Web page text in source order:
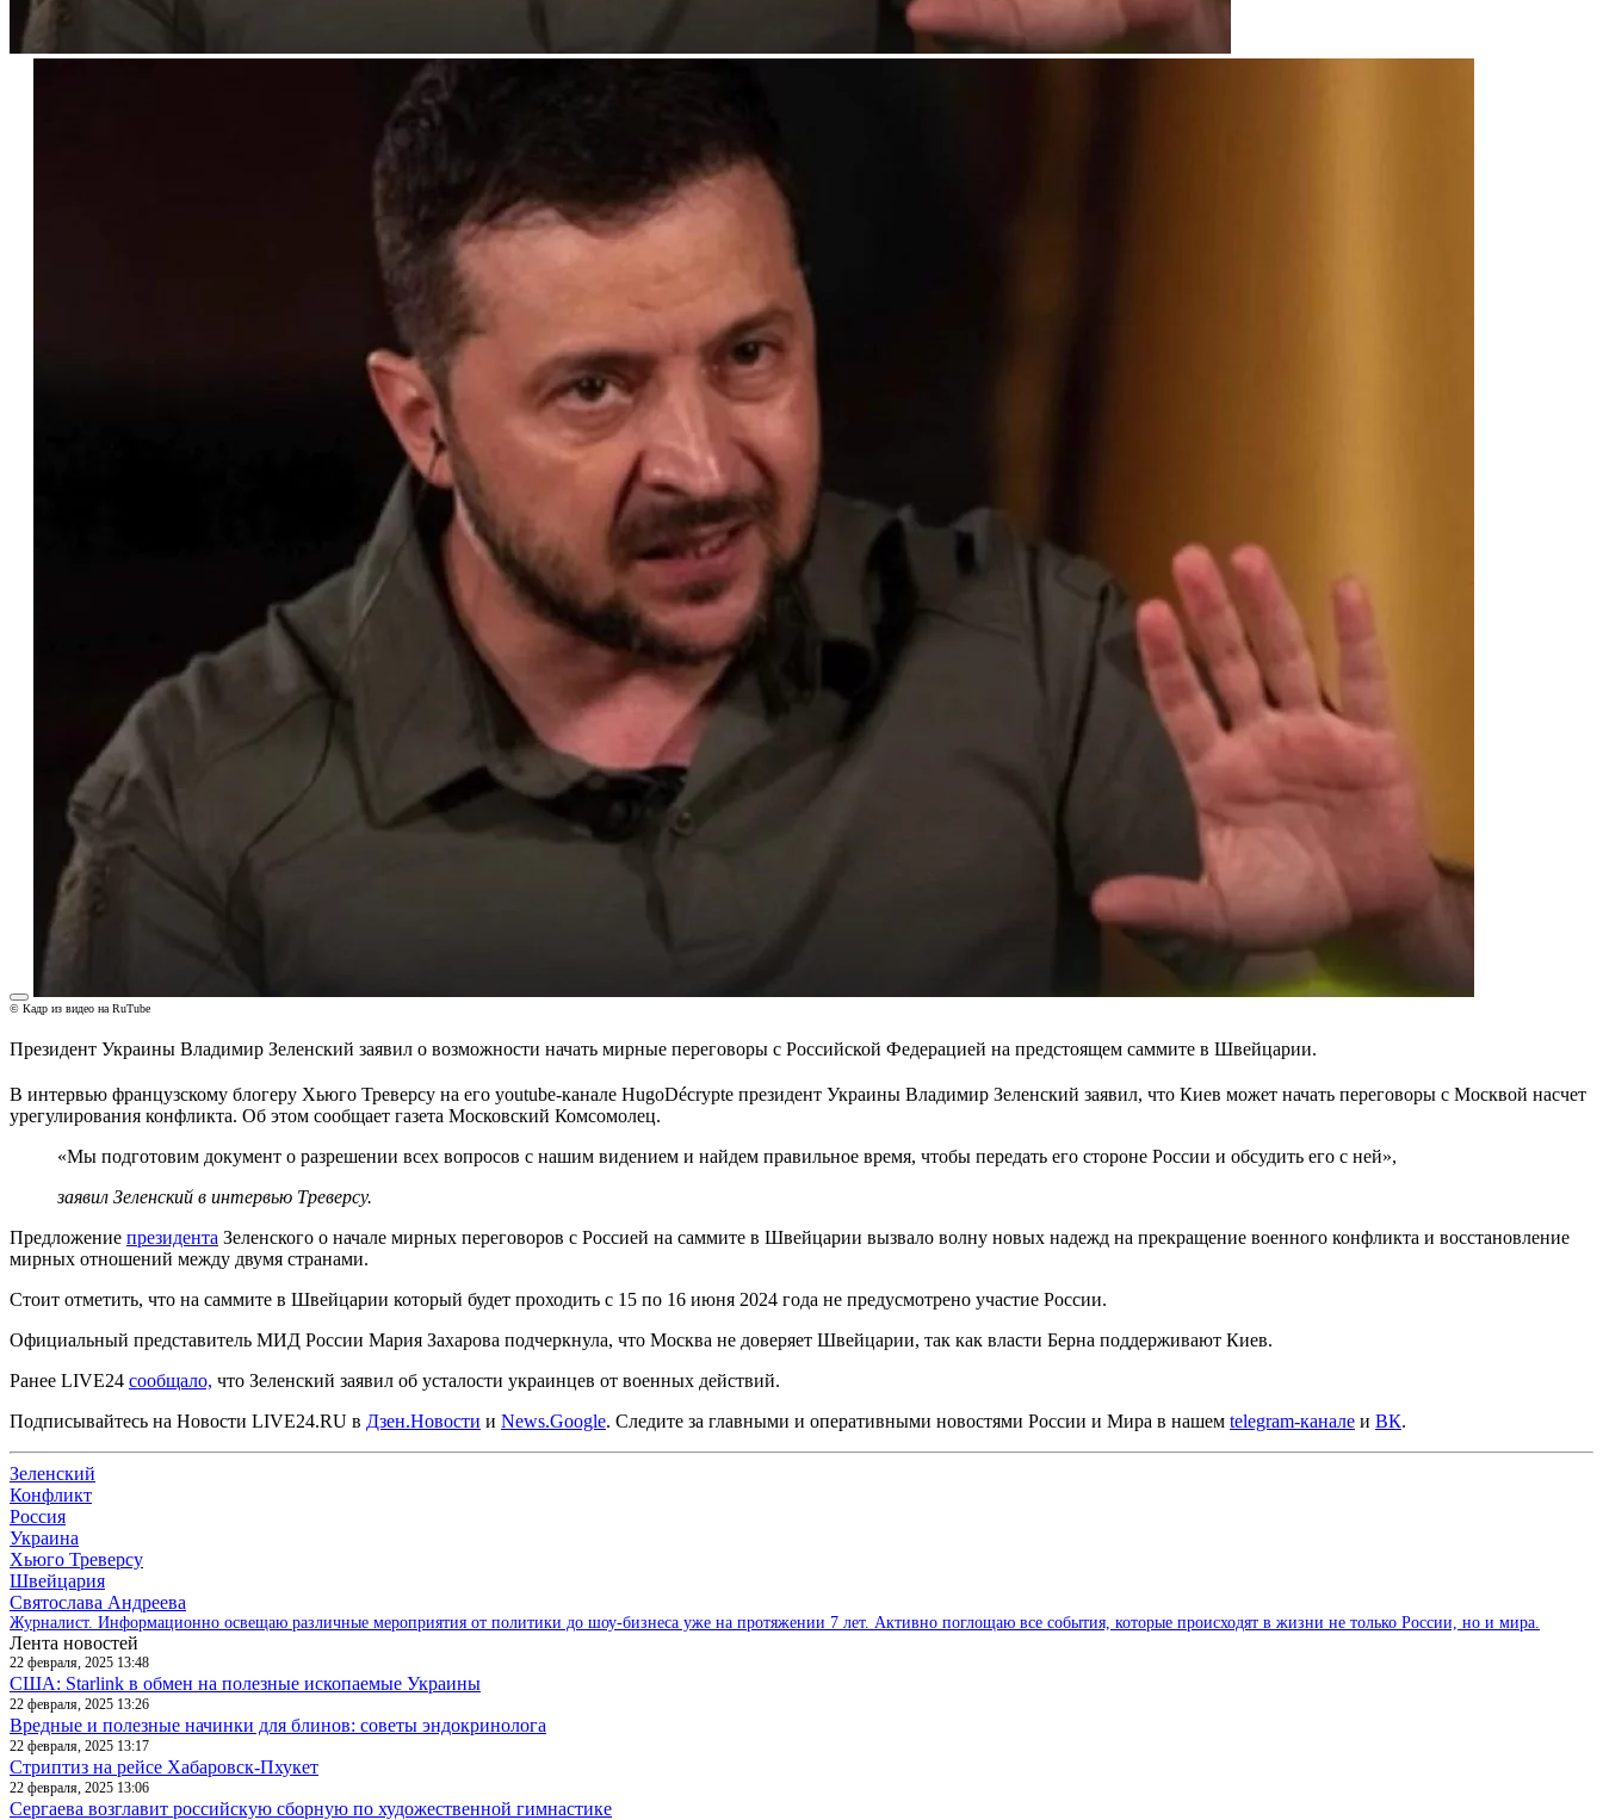
© Кадр из видео на RuTube
Президент Украины Владимир Зеленский заявил о возможности начать мирные переговоры с Российской Федерацией на предстоящем саммите в Швейцарии.
В интервью французскому блогеру Хьюго Треверсу на его youtube-канале HugoDécrypte президент Украины Владимир Зеленский заявил, что Киев может начать переговоры с Москвой насчет
урегулирования конфликта. Об этом сообщает газета Московский Комсомолец.
«Мы подготовим документ о разрешении всех вопросов с нашим видением и найдем правильное время, чтобы передать его стороне России и обсудить его с ней»,
заявил Зеленский в интервью Треверсу.
Предложение президента Зеленского о начале мирных переговоров с Россией на саммите в Швейцарии вызвало волну новых надежд на прекращение военного конфликта и восстановление
мирных отношений между двумя странами.
Стоит отметить, что на саммите в Швейцарии который будет проходить с 15 по 16 июня 2024 года не предусмотрено участие России.
Официальный представитель МИД России Мария Захарова подчеркнула, что Москва не доверяет Швейцарии, так как власти Берна поддерживают Киев.
Ранее LIVE24 сообщало, что Зеленский заявил об усталости украинцев от военных действий.
Подписывайтесь на Новости LIVE24.RU в Дзен.Новости и News.Google. Следите за главными и оперативными новостями России и Мира в нашем telegram-канале и ВК.
Зеленский
Конфликт
Россия
Украина
Хьюго Треверсу
Швейцария
Святослава Андреева
Журналист. Информационно освещаю различные мероприятия от политики до шоу-бизнеса уже на протяжении 7 лет. Активно поглощаю все события, которые происходят в жизни не только России, но и мира.
Лента новостей
22 февраля, 2025 13:48
США: Starlink в обмен на полезные ископаемые Украины
22 февраля, 2025 13:26
Вредные и полезные начинки для блинов: советы эндокринолога
22 февраля, 2025 13:17
Стриптиз на рейсе Хабаровск-Пхукет
22 февраля, 2025 13:06
Сергаева возглавит российскую сборную по художественной гимнастике